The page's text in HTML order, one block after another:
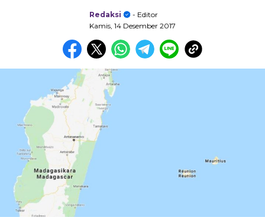
Redaksi
- Editor
Kamis, 14 Desember 2017